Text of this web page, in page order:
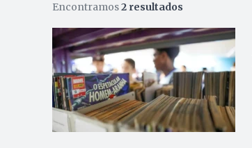
Encontramos2 resultados